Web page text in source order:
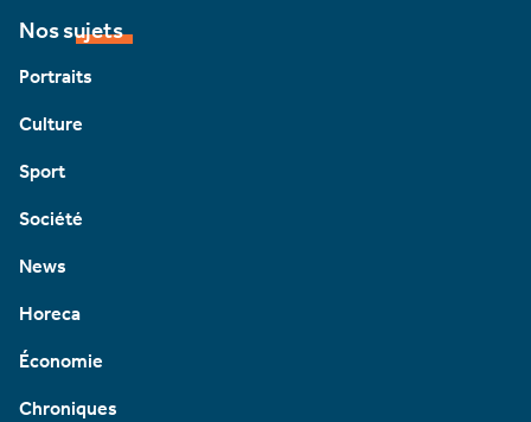
Nos sujets
Portraits
Culture
Sport
Société
News
Horeca
Économie
Chroniques